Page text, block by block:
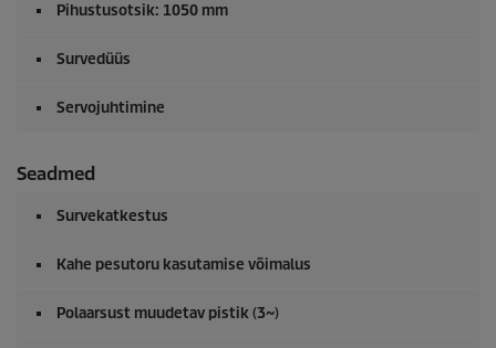
Pihustusotsik: 1050 mm
Survedüüs
Servojuhtimine
Seadmed
Survekatkestus
Kahe pesutoru kasutamise võimalus
Polaarsust muudetav pistik (3~)